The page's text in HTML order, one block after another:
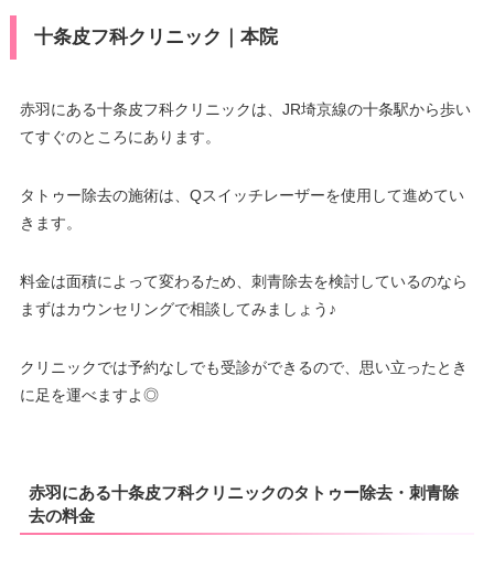
十条皮フ科クリニック｜本院
赤羽にある十条皮フ科クリニックは、JR埼京線の十条駅から歩い
てすぐのところにあります。
タトゥー除去の施術は、Qスイッチレーザーを使用して進めてい
きます。
料金は面積によって変わるため、刺青除去を検討しているのなら
まずはカウンセリングで相談してみましょう♪
クリニックでは予約なしでも受診ができるので、思い立ったとき
に足を運べますよ◎
赤羽にある十条皮フ科クリニックのタトゥー除去・刺青除
去の料金